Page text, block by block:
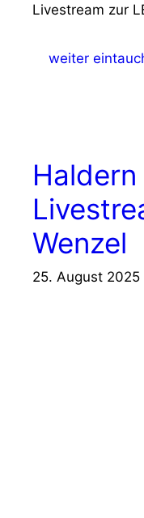
Livestream zur
weiter
Wenzel
25. August 2025